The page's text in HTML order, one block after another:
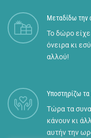
Μεταδίδω την
Το δώρο
όνειρα κι
αλλού!
Υποστηρίζω τα
Τώρα τα
κάνουν κι
αυτήν την